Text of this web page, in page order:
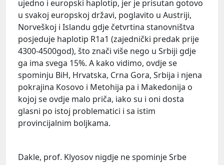
ujedno i europski haplotip, jer je prisutan gotovo
u svakoj europskoj državi, poglavito u Austriji,
Norveškoj i Islandu gdje četvrtina stanovništva
posjeduje haplotip R1a1 (zajednički predak prije
4300-4500god), što znači više nego u Srbiji gdje
ga ima svega 15%. A kako vidimo, ovdje se
spominju BiH, Hrvatska, Crna Gora, Srbija i njena
pokrajina Kosovo i Metohija pa i Makedonija o
kojoj se ovdje malo priča, iako su i oni dosta
glasni po istoj problematici i sa istim
provincijalnim boljkama.
Dakle, prof. Klyosov nigdje ne spominje Srbe